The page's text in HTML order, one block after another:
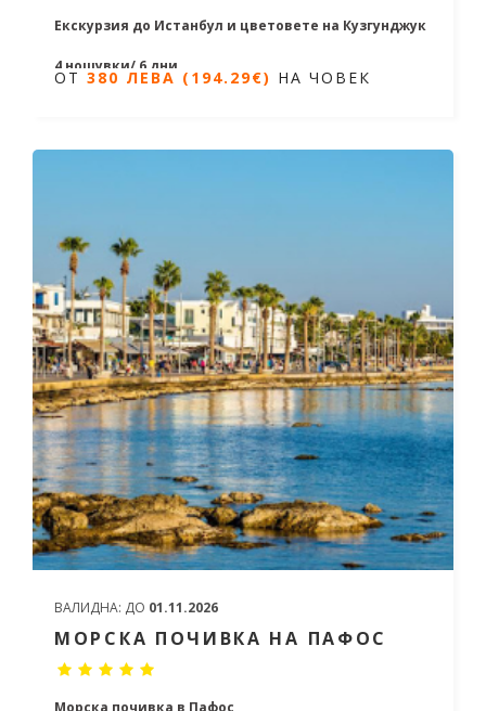
Екскурзия до Истанбул и цветовете на Кузгунджук
4 нощувки/ 6 дни
ОТ 380 ЛЕВА (194.29€) НА ЧОВЕК
ВАЛИДНА: ДО 01.11.2026
МОРСКА ПОЧИВКА НА ПАФОС